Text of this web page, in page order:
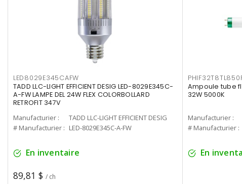
LED8029E345CAFW
TADD LLC-LIGHT EFFICIENT DESIG LED-8029E345C-
A-FW LAMPE DEL 24W FLEX COLORBOLLARD
RETROFIT 347V
Manufacturier :
TADD LLC-LIGHT EFFICIENT DESIG
# Manufacturier : LED-8029E345C-A-FW
En inventaire
89,81 $ / ch
Ampoule tube
32W 5000K
Manufacturier :
# Manufacturier :
En